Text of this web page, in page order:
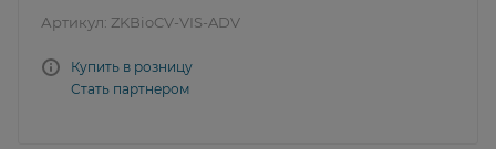
Артикул: ZKBioCV-VIS-ADV
Купить в розницу
Стать партнером